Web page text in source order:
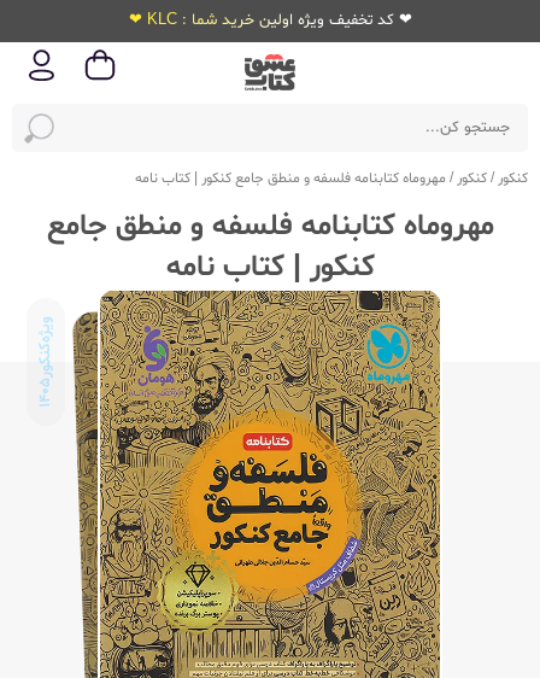
❤ کد تخفیف ویژه اولین خرید شما : KLC ❤
کنکور /کنکور / مهروماه کتابنامه فلسفه و منطق جامع کنکور | کتاب نامه
مهروماه کتابنامه فلسفه و منطق جامع
کنکور | کتاب نامه
ویژه‌کنکور
1405